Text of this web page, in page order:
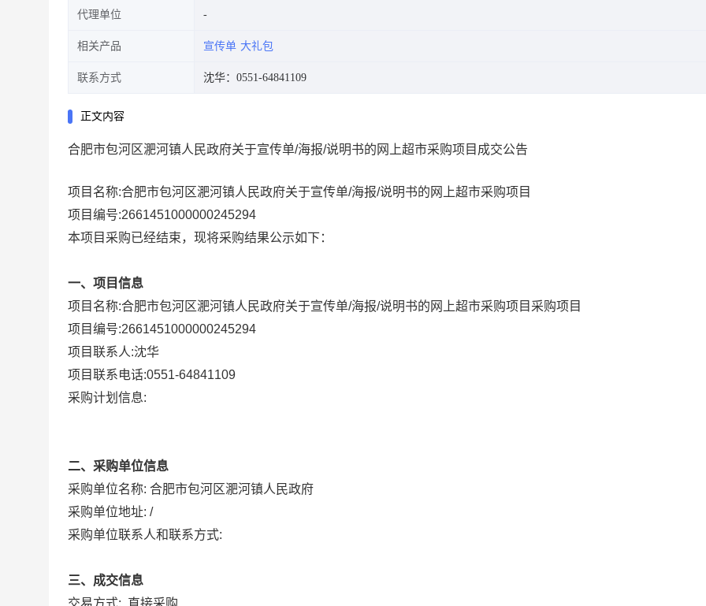
代理单位
相关产品 宣传单 大礼包
联系方式 沈华：0551-64841109
正文内容
合肥市包河区淝河镇人民政府关于宣传单/海报/说明书的网上超市采购项目成交公告
项目名称:合肥市包河区淝河镇人民政府关于宣传单/海报/说明书的网上超市采购项目
项目编号:2661451000000245294
本项目采购已经结束，现将采购结果公示如下：
一、项目信息
项目名称:合肥市包河区淝河镇人民政府关于宣传单/海报/说明书的网上超市采购项目 采购项目
项目编号:2661451000000245294
项目联系人:沈华
项目联系电话:0551-64841109
采购计划信息:
二、采购单位信息
采购单位名称: 合肥市包河区淝河镇人民政府
采购单位地址: /
采购单位联系人和联系方式:
三、成交信息
交易方式: